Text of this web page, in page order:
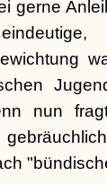
gerne
nun